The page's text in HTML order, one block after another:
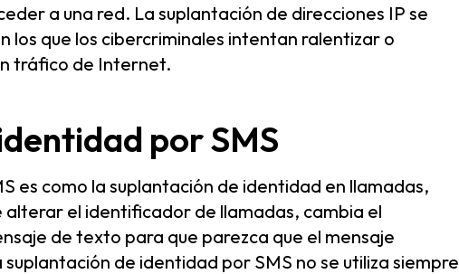
a una red. La suplantación de direcciones IP se
los que los cibercriminales intentan ralentizar o
tráfico de Internet.
por SMS
es como la suplantación de identidad en llamadas,
el identificador de llamadas, cambia el
de texto para que parezca que el mensaje
de identidad por SMS no se utiliza siempre